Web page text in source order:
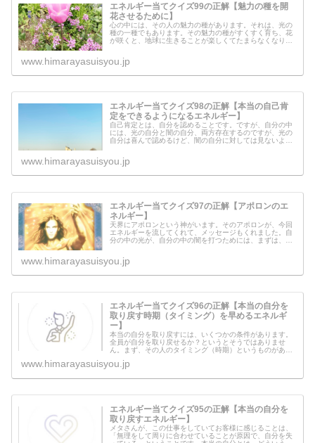
エネルギー当てクイズ99の正解【魅力の種を開
花させるために】
心の中には、その人の魅力の種があります。それは、光の
種の一種でもあります。その魅力の種がすくすく育ち、花
が咲くと、地球に生きることが楽しくてたまらなくなりま
www.himarayasuisyou.jp
エネルギー当てクイズ98の正解【本当の自己肯
定をできるようになるエネルギー】
自己肯定とは、自分を認めることです。ですが、自分の中
には、光の自分と闇の自分、両方存在するのですが、光の
自分は喜んで認めるけど、闇の自分に対しては見ないよう
www.himarayasuisyou.jp
エネルギー当てクイズ97の正解【アポロンのエ
ネルギー】
天界にアポロンという神がいます。そのアポロンが、今回
エネルギーを流してくれて、メッセージもくれました。自
分の中の光が、自分の中の闇を打つためには、まずは、自
www.himarayasuisyou.jp
エネルギー当てクイズ96の正解【本当の自分を
取り戻す時期（タイミング）を早めるエネルギ
ー】
本当の自分を取り戻すには、いくつかの条件があります。
全員が自分を取り戻せるか？というとそうではありませ
ん。まず、その人のタイミング（時期）というものがあ
ミング（時期）は、どうしようも無いこ...
www.himarayasuisyou.jp
エネルギー当てクイズ95の正解【本当の自分を
取り戻すエネルギー】
メタさんが、この仕事をしていてお客様に感じることは、
「無理をして周りに合わせていることが原因で、自分を失